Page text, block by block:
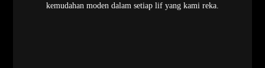
kemudahan moden dalam setiap lif yang kami reka.